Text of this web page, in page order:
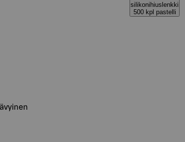
silikonihiuslenkki
500 kpl pastelli